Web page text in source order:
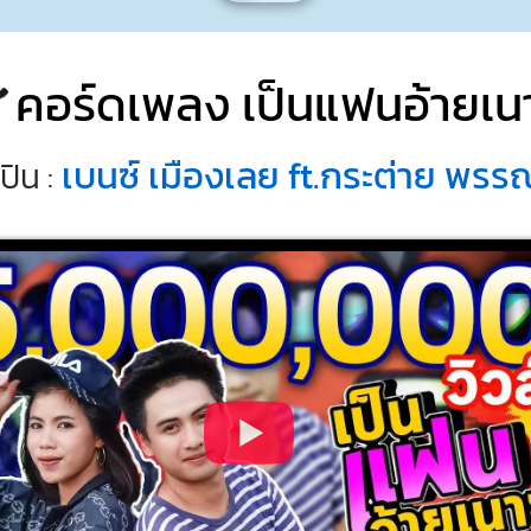
คอร์ดเพลง เป็นแฟนอ้ายเน
น : เบนซ์ เมืองเลย ft.กระต่าย พร